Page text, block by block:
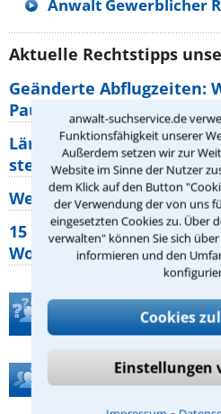
anwalt-suchservice.de
Funktionsfähigkeit unserer
Außerdem setzen wir zur
Website im Sinne der Nutzer
dem Klick auf den Button
der Verwendung der von uns
eingesetzten Cookies zu. Über
verwalten" können Sie sich
informieren und den
Cookies
Einstellungen
Anwalt Gewerblicher
Aktuelle Rechtstipps
Geänderte Abflugzeiten:
Pauschalurlauber?
Lärm von den Nachbarn:
stehen mir zu?
Wer muss
15 elementare Rechte,
Wohnungseigentümer
Teste Dein
Hilfe bei Ihrer